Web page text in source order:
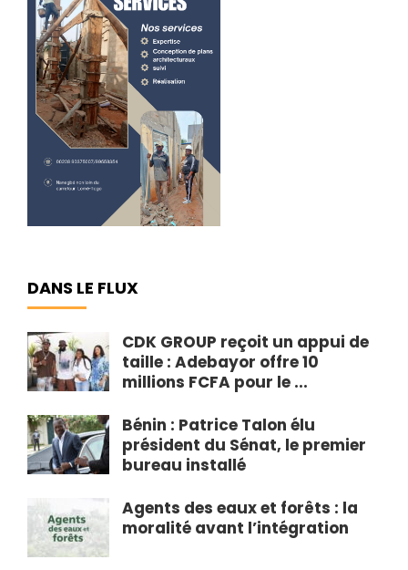
DANS LE FLUX
CDK GROUP reçoit un appui de
taille : Adebayor offre 10
millions FCFA pour le ...
Bénin : Patrice Talon élu
président du Sénat, le premier
bureau installé
Agents des eaux et forêts : la
moralité avant l’intégration